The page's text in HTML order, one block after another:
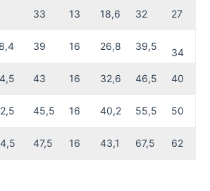
33 13 18,6 32 27
39 16 26,8 39,5
34
43 16 32,6 46,5 40
45,5 16 40,2 55,5 50
47,5 16 43,1 67,5 62